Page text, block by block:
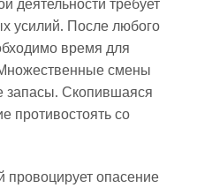
усилий. После любого
время для
смены
запасы. Скопившаяся
противостоять со
опасение